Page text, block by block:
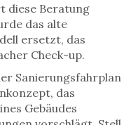
diese Beratung
das alte
ersetzt, das
Check-up.
Sanierungsfahrplan
das
Gebäudes